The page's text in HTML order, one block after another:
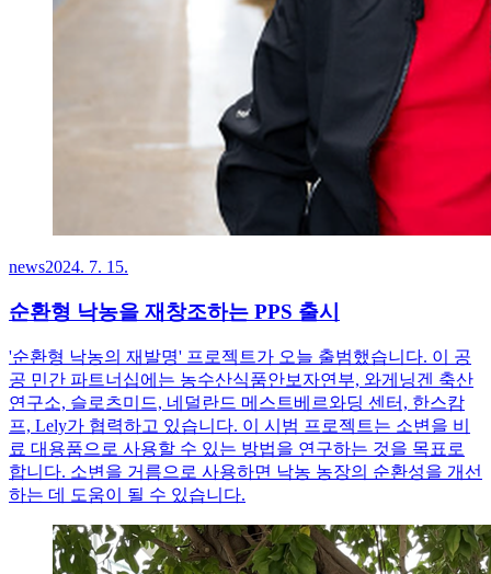
news2024. 7. 15.
순환형 낙농을 재창조하는 PPS 출시
'순환형 낙농의 재발명' 프로젝트가 오늘 출범했습니다. 이 공
공 민간 파트너십에는 농수산식품안보자연부, 와게닝겐 축산
연구소, 슬로츠미드, 네덜란드 메스트베르와딩 센터, 한스캄
프, Lely가 협력하고 있습니다. 이 시범 프로젝트는 소변을 비
료 대용품으로 사용할 수 있는 방법을 연구하는 것을 목표로
합니다. 소변을 거름으로 사용하면 낙농 농장의 순환성을 개선
하는 데 도움이 될 수 있습니다.